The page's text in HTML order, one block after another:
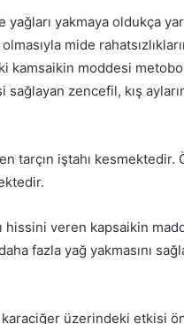
yağları yakmaya oldukça
mide
kamsaikin moddesi
sağlayan zencefil, kış
tarçın iştahı
hissini veren kapsaikin
fazla yağ yakmasını
üzerindeki etkisi